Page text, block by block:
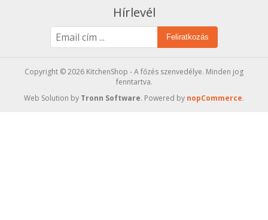
Hírlevél
Feliratkozás
Copyright © 2026 KitchenShop - A főzés szenvedélye. Minden jog
fenntartva.
Web Solution by Tronn Software. Powered by nopCommerce.